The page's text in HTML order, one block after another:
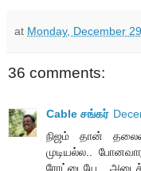
at Monday, December
36 comments:
Cable சங்கர்
நிஜம் தான்
முடியல்ல..
ரோட்டையே